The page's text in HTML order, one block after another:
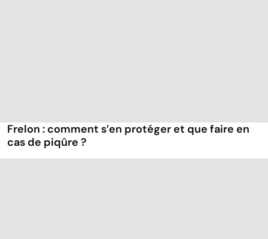
Frelon : comment s’en protéger et que faire en
cas de piqûre ?